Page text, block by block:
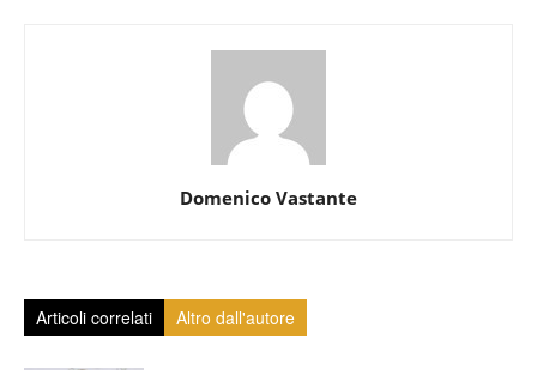
Domenico Vastante
Articoli correlati Altro dall'autore